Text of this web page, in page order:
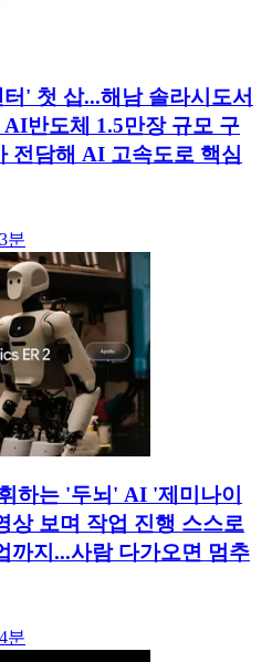
' 첫 삽...해남 솔라시도서
반도체 1.5만장 규모 구
전담해 AI 고속도로 핵심
3분
하는 '두뇌' AI '제미나이
상 보며 작업 진행 스스로
까지...사람 다가오면 멈추
4분